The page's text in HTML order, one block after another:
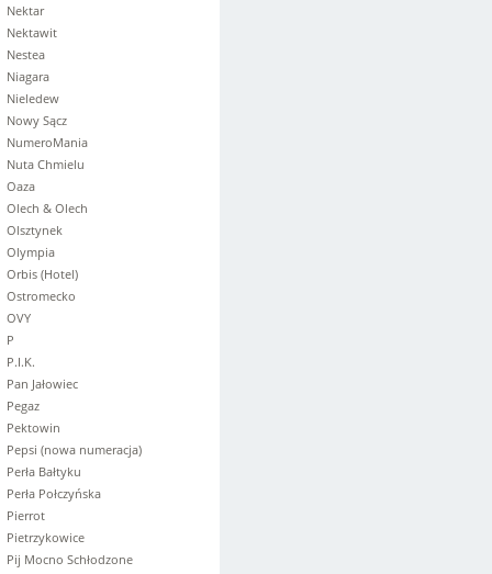
Nektar
Nektawit
Nestea
Niagara
Nieledew
Nowy Sącz
NumeroMania
Nuta Chmielu
Oaza
Olech & Olech
Olsztynek
Olympia
Orbis (Hotel)
Ostromecko
OVY
P
P.I.K.
Pan Jałowiec
Pegaz
Pektowin
Pepsi (nowa numeracja)
Perła Bałtyku
Perła Połczyńska
Pierrot
Pietrzykowice
Pij Mocno Schłodzone